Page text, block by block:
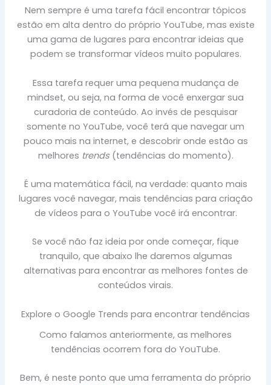
Nem sempre é uma tarefa fácil encontrar tópicos
estão em alta dentro do próprio YouTube, mas existe
uma gama de lugares para encontrar ideias que
podem se transformar vídeos muito populares.
Essa tarefa requer uma pequena mudança de
mindset, ou seja, na forma de você enxergar sua
curadoria de conteúdo. Ao invés de pesquisar
somente no YouTube, você terá que navegar um
pouco mais na internet, e descobrir onde estão as
melhores trends(tendências do momento).
É uma matemática fácil, na verdade: quanto mais
lugares você navegar, mais tendências para criação
de vídeos para o YouTube você irá encontrar.
Se você não faz ideia por onde começar, fique
tranquilo, que abaixo lhe daremos algumas
alternativas para encontrar as melhores fontes de
conteúdos virais.
Explore o Google Trends para encontrar tendências
Como falamos anteriormente, as melhores
tendências ocorrem fora do YouTube.
Bem, é neste ponto que uma ferramenta do próprio